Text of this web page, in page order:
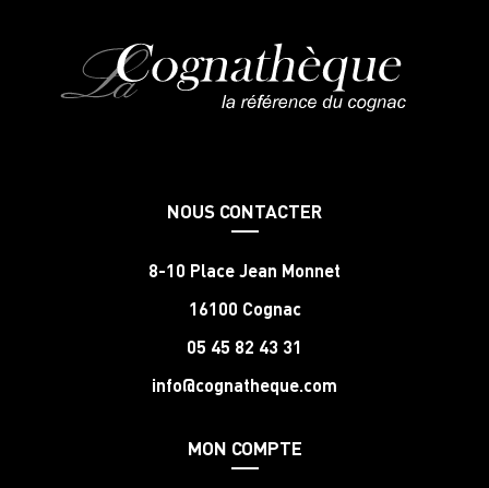
NOUS CONTACTER
8-10 Place Jean Monnet
16100 Cognac
05 45 82 43 31
info@cognatheque.com
MON COMPTE